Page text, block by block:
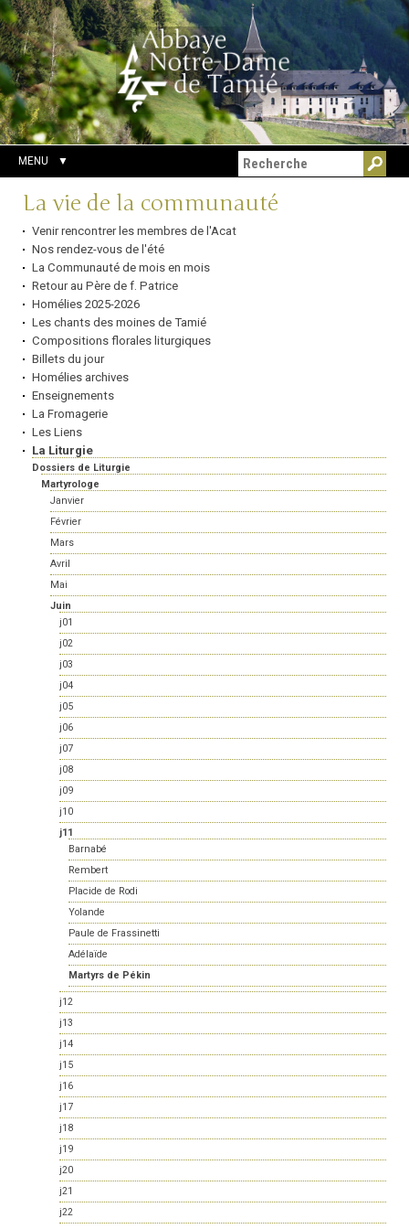
Aller
au
contenu.
|
Aller
à
la
navigation
Outils
personnels
Chercher par
Recherche
avancée…
MENU
Navigation
La vie de la communauté
Venir rencontrer les membres de l'Acat
Nos rendez-vous de l'été
La Communauté de mois en mois
Retour au Père de f. Patrice
Homélies 2025-2026
Les chants des moines de Tamié
Compositions florales liturgiques
Billets du jour
Homélies archives
Enseignements
La Fromagerie
Les Liens
La Liturgie
Dossiers de Liturgie
Martyrologe
Janvier
Février
Mars
Avril
Mai
Juin
j01
j02
j03
j04
j05
j06
j07
j08
j09
j10
j11
Barnabé
Rembert
Placide de Rodi
Yolande
Paule de Frassinetti
Adélaïde
Martyrs de Pékin
j12
j13
j14
j15
j16
j17
j18
j19
j20
j21
j22